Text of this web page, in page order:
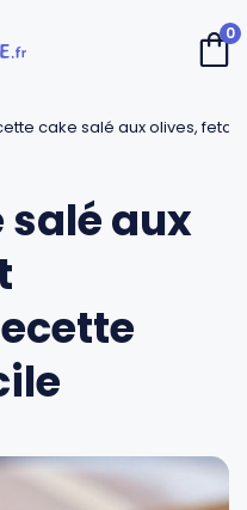
0
cake salé aux olives, feta
salé aux